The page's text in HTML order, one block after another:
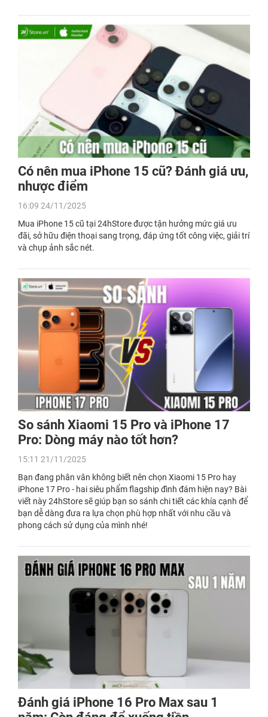
Có nên mua iPhone 15 cũ? Đánh giá ưu,
nhược điểm
16:09 24/11/2025
Mua iPhone 15 cũ tại 24hStore được tận hưởng mức giá ưu
đãi, sở hữu điện thoại sang trọng, đáp ứng tốt công việc, giải trí
và chụp ảnh sắc nét.
So sánh Xiaomi 15 Pro và iPhone 17
Pro: Dòng máy nào tốt hơn?
15:11 21/11/2025
Bạn đang phân vân không biết nên chọn Xiaomi 15 Pro hay
iPhone 17 Pro - hai siêu phẩm flagship đình đám hiện nay? Bài
viết này 24hStore sẽ giúp bạn so sánh chi tiết các khía cạnh để
bạn dễ dàng đưa ra lựa chọn phù hợp nhất với nhu cầu và
phong cách sử dụng của mình nhé!
Đánh giá iPhone 16 Pro Max sau 1